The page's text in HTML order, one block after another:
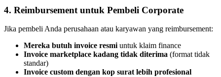
4. Reimbursement untuk Pembeli Corporate
Jika pembeli Anda perusahaan atau karyawan yang reimbursement:
Mereka butuh invoice resmiuntuk klaim finance
Invoice marketplace kadang tidak diterima (format tidak
standar)
Invoice custom dengan kop surat lebih profesional